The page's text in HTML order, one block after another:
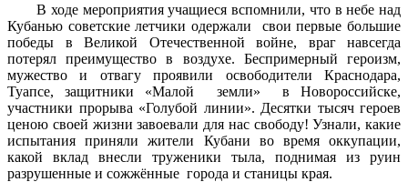
В ходе мероприятия учащиеся вспомнили, что в небе над
Кубанью советские летчики одержали свои первые большие
победы в Великой Отечественной войне, враг навсегда
потерял преимущество в воздухе. Беспримерный героизм,
мужество и отвагу проявили освободители Краснодара,
Туапсе, защитники «Малой земли» в Новороссийске,
участники прорыва «Голубой линии». Десятки тысяч героев
ценою своей жизни завоевали для нас свободу! Узнали, какие
испытания приняли жители Кубани во время оккупации,
какой вклад внесли труженики тыла, поднимая из руин
разрушенные и сожжённые города и станицы края.